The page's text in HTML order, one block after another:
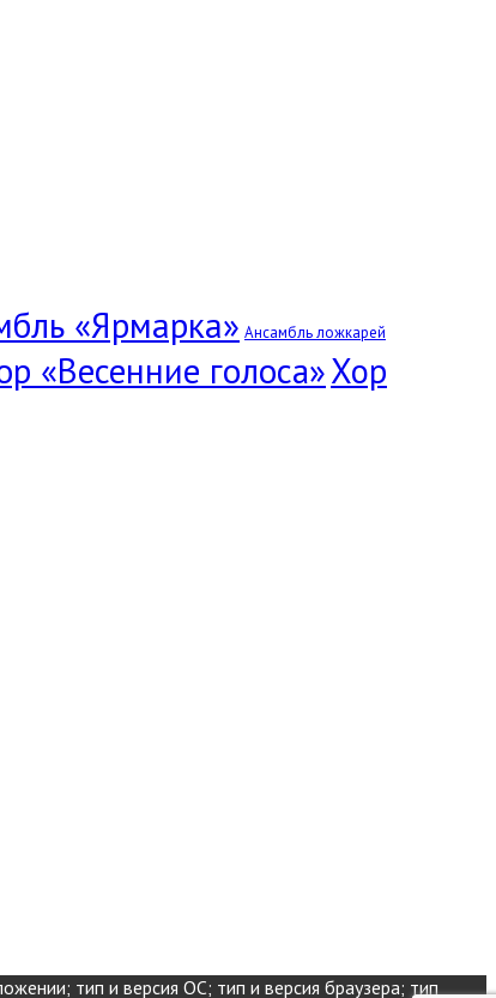
«Ярмарка» Ансамбль ложкарей
«Весенние голоса»Хор
тип и версия ОС; тип и версия браузера; тип